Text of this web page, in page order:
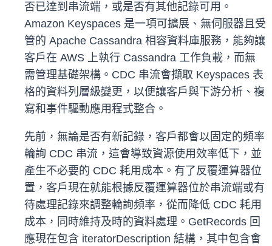
否已達到串流端，或是否有其他記錄可用。
Amazon Keyspaces 是一項可擴展、無伺服器且受
管的 Apache Cassandra 相容資料庫服務，能夠讓
客戶在 AWS 上執行 Cassandra 工作負載，而無
需管理基礎架構。CDC 串流會擷取 Keyspaces 表
格的資料列層級變更，以便讓客戶與下游分析、複
寫和事件驅動應用程式整合。
先前，無論是否有新記錄，客戶都會以固定的頻率
輪詢 CDC 串流，這會導致資源使用效率低下，並
產生不必要的 CDC 耗用成本。有了反覆運算器位
置，客戶現在就能根據反覆運算器位於串流端或有
待處理記錄來調整輪詢頻率，從而降低 CDC 耗用
成本，同時維持及時的資料處理。GetRecords 回
應現在包含 iteratorDescription 結構，其中包含會